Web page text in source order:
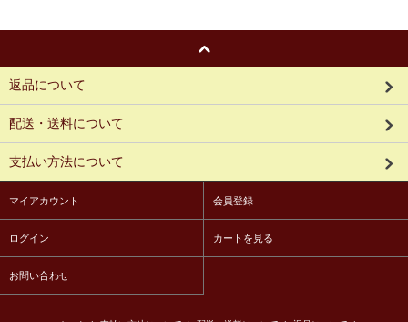
返品について
配送・送料について
支払い方法について
マイアカウント 会員登録
ログイン カートを見る
お問い合わせ